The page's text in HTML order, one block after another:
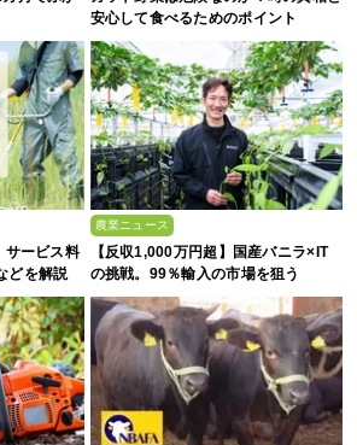
安心して食べるためのポイント
サービス料
どを解説
農業ニュース
【反収1,000万円超】国産バニラ×IT
の挑戦。99％輸入の市場を狙う